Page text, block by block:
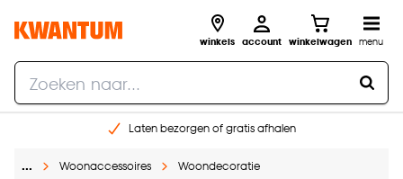
winkels account winkelwagen menu
Laten bezorgen of gratis afhalen
Gratis raam advies en opmeten aan huis
… Woonaccessoires Woondecoratie